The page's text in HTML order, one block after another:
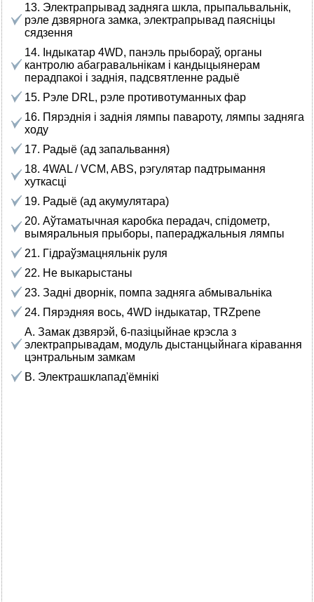
13. Электрапрывад задняга шкла, прыпальвальнік,
рэле дзвярнога замка, электрапрывад паясніцы
сядзення
14. Індыкатар 4WD, панэль прыбораў, органы
кантролю абагравальнікам і кандыцыянерам
перадпакоі і заднія, падсвятленне радыё
15. Рэле DRL, рэле противотуманных фар
16. Пярэднія і заднія лямпы павароту, лямпы задняга
ходу
17. Радыё (ад запальвання)
18. 4WAL / VCM, ABS, рэгулятар падтрымання
хуткасці
19. Радыё (ад акумулятара)
20. Аўтаматычная каробка перадач, спідометр,
вымяральныя прыборы, папераджальныя лямпы
21. Гідраўзмацняльнік руля
22. Не выкарыстаны
23. Задні дворнік, помпа задняга абмывальніка
24. Пярэдняя вось, 4WD індыкатар, TRZpene
A. Замак дзвярэй, 6-пазіцыйнае крэсла з
электрапрывадам, модуль дыстанцыйнага кіравання
цэнтральным замкам
B. Электрашклапад'ёмнікі